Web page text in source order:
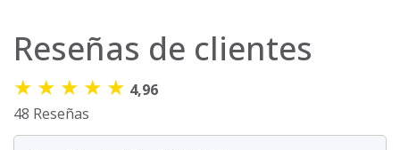
Reseñas de clientes
★ ★ ★ ★ ★ 4,96
48 Reseñas